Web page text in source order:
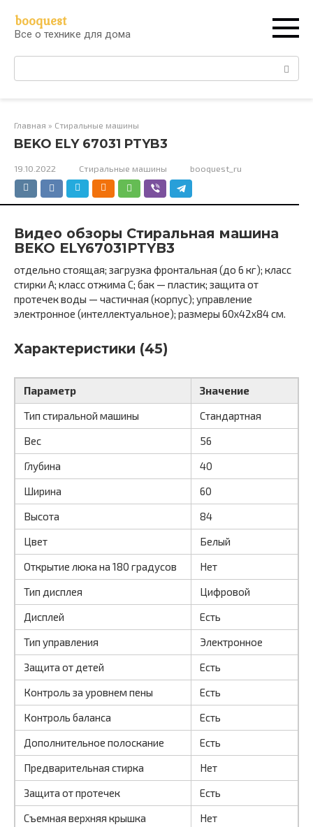
контенту
booquest
Все о технике для дома
Поиск:
Главная » Стиральные машины
BEKO ELY 67031 PTYB3
19.10.2022 Стиральные машины booquest_ru
Видео обзоры Стиральная машина
BEKO ELY67031PTYB3
отдельно стоящая; загрузка фронтальная (до 6 кг); класс
стирки A; класс отжима C; бак — пластик; защита от
протечек воды — частичная (корпус); управление
электронное (интеллектуальное); размеры 60x42x84 см.
Характеристики (45)
Параметр
Значение
Тип стиральной машины
Стандартная
Вес
56
Глубина
40
Ширина
60
Высота
84
Цвет
Белый
Открытие люка на 180 градусов
Нет
Тип дисплея
Цифровой
Дисплей
Есть
Тип управления
Электронное
Защита от детей
Есть
Контроль за уровнем пены
Есть
Контроль баланса
Есть
Дополнительное полоскание
Есть
Предварительная стирка
Нет
Защита от протечек
Есть
Съемная верхняя крышка
Нет